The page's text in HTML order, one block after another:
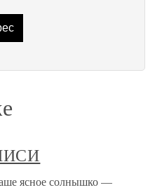
ясное солнышко —